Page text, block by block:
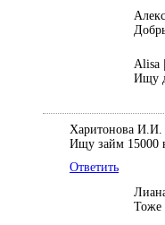
Alisa |
Ищу
Харитонова И.И. |
Ищу займ 15000
Ответить
Тоже